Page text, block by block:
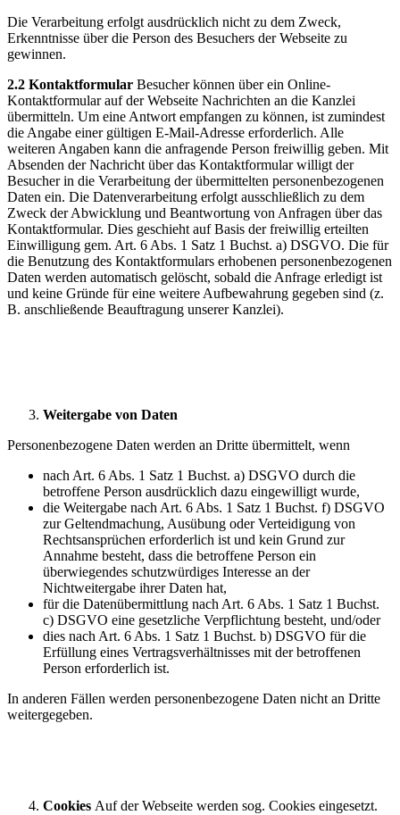
Die Verarbeitung erfolgt ausdrücklich nicht zu dem Zweck,
Erkenntnisse über die Person des Besuchers der Webseite zu
gewinnen.
2.2 Kontaktformular Besucher können über ein Online-
Kontaktformular auf der Webseite Nachrichten an die Kanzlei
übermitteln. Um eine Antwort empfangen zu können, ist zumindest
die Angabe einer gültigen E-Mail-Adresse erforderlich. Alle
weiteren Angaben kann die anfragende Person freiwillig geben. Mit
Absenden der Nachricht über das Kontaktformular willigt der
Besucher in die Verarbeitung der übermittelten personenbezogenen
Daten ein. Die Datenverarbeitung erfolgt ausschließlich zu dem
Zweck der Abwicklung und Beantwortung von Anfragen über das
Kontaktformular. Dies geschieht auf Basis der freiwillig erteilten
Einwilligung gem. Art. 6 Abs. 1 Satz 1 Buchst. a) DSGVO. Die für
die Benutzung des Kontaktformulars erhobenen personenbezogenen
Daten werden automatisch gelöscht, sobald die Anfrage erledigt ist
und keine Gründe für eine weitere Aufbewahrung gegeben sind (z.
B. anschließende Beauftragung unserer Kanzlei).
Weitergabe von Daten
Personenbezogene Daten werden an Dritte übermittelt, wenn
nach Art. 6 Abs. 1 Satz 1 Buchst. a) DSGVO durch die
betroffene Person ausdrücklich dazu eingewilligt wurde,
die Weitergabe nach Art. 6 Abs. 1 Satz 1 Buchst. f) DSGVO
zur Geltendmachung, Ausübung oder Verteidigung von
Rechtsansprüchen erforderlich ist und kein Grund zur
Annahme besteht, dass die betroffene Person ein
überwiegendes schutzwürdiges Interesse an der
Nichtweitergabe ihrer Daten hat,
für die Datenübermittlung nach Art. 6 Abs. 1 Satz 1 Buchst.
c) DSGVO eine gesetzliche Verpflichtung besteht, und/oder
dies nach Art. 6 Abs. 1 Satz 1 Buchst. b) DSGVO für die
Erfüllung eines Vertragsverhältnisses mit der betroffenen
Person erforderlich ist.
In anderen Fällen werden personenbezogene Daten nicht an Dritte
weitergegeben.
Cookies Auf der Webseite werden sog. Cookies eingesetzt.